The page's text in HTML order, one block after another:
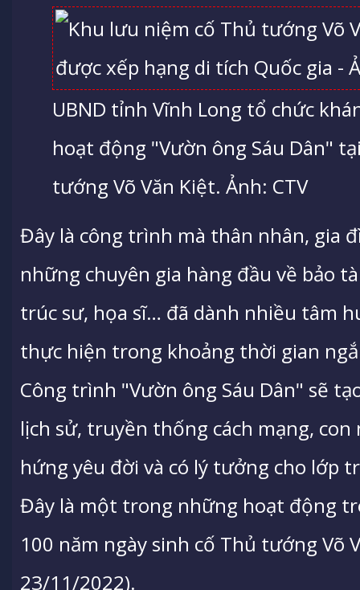
UBND tỉnh Vĩnh Long tổ chức
hoạt động "Vườn ông Sáu Dân"
tướng Võ Văn Kiệt. Ảnh: CTV
Đây là công trình mà thân nhân, gia
những chuyên gia hàng đầu về bảo
trúc sư, họa sĩ… đã dành nhiều tâm
thực hiện trong khoảng thời gian
Công trình "Vườn ông Sáu Dân" sẽ
lịch sử, truyền thống cách mạng,
hứng yêu đời và có lý tưởng cho lớp
Đây là một trong những hoạt động
100 năm ngày sinh cố Thủ tướng Võ
23/11/2022).